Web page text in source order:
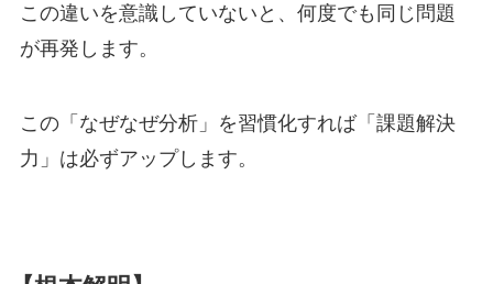
この違いを意識していないと、何度でも同じ問題
が再発します。
この「なぜなぜ分析」を習慣化すれば「課題解決
力」は必ずアップします。